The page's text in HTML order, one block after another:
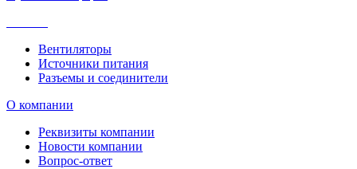
Вентиляторы
Источники питания
Разъемы и соединители
О компании
Реквизиты компании
Новости компании
Вопрос-ответ